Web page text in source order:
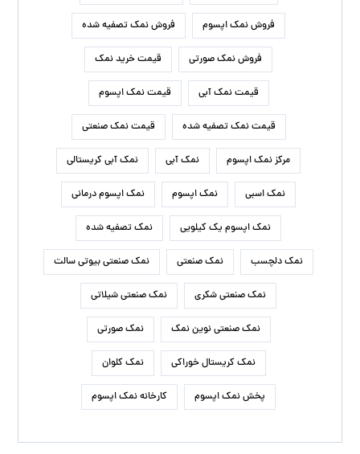
فروش نمک اپسوم فروش نمک تصفیه شده
فروش نمک صورتی قیمت خرید نمک
قیمت نمک آبی قیمت نمک اپسوم
قیمت نمک تصفیه شده قیمت نمک صنعتی
مرکز نمک اپسوم نمک آبی نمک آبی کریستالی
نمک اسبی نمک اپسوم نمک اپسوم درمانی
نمک اپسوم یک کیلویی نمک تصفیه شده
نمک دلچسب نمک صنعتی نمک صنعتی بیوتی سالت
نمک صنعتی شکری نمک صنعتی شیلاتی
نمک صنعتی نوین نمک نمک صورتی
نمک کریستال خوراکی نمک کلوان
پخش نمک اپسوم کارخانه نمک اپسوم